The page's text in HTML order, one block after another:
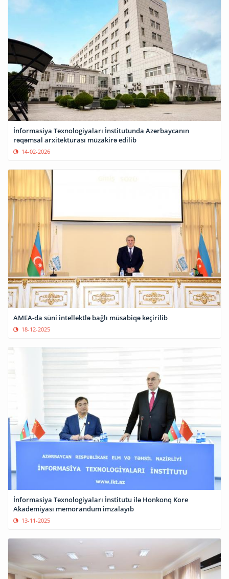
İnformasiya Texnologiyaları İnstitutunda Azərbaycanın
rəqəmsal arxitekturası müzakirə edilib
14-02-2026
AMEA-da süni intellektlə bağlı müsabiqə keçirilib
18-12-2025
İnformasiya Texnologiyaları İnstitutu ilə Honkonq Kore
Akademiyası memorandum imzalayıb
13-11-2025